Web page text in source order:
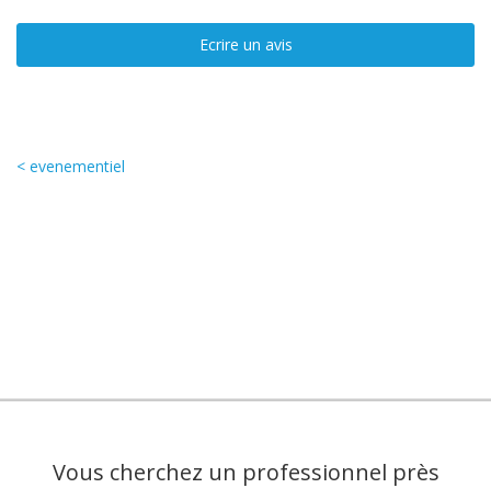
Ecrire un avis
< evenementiel
Vous cherchez un professionnel près